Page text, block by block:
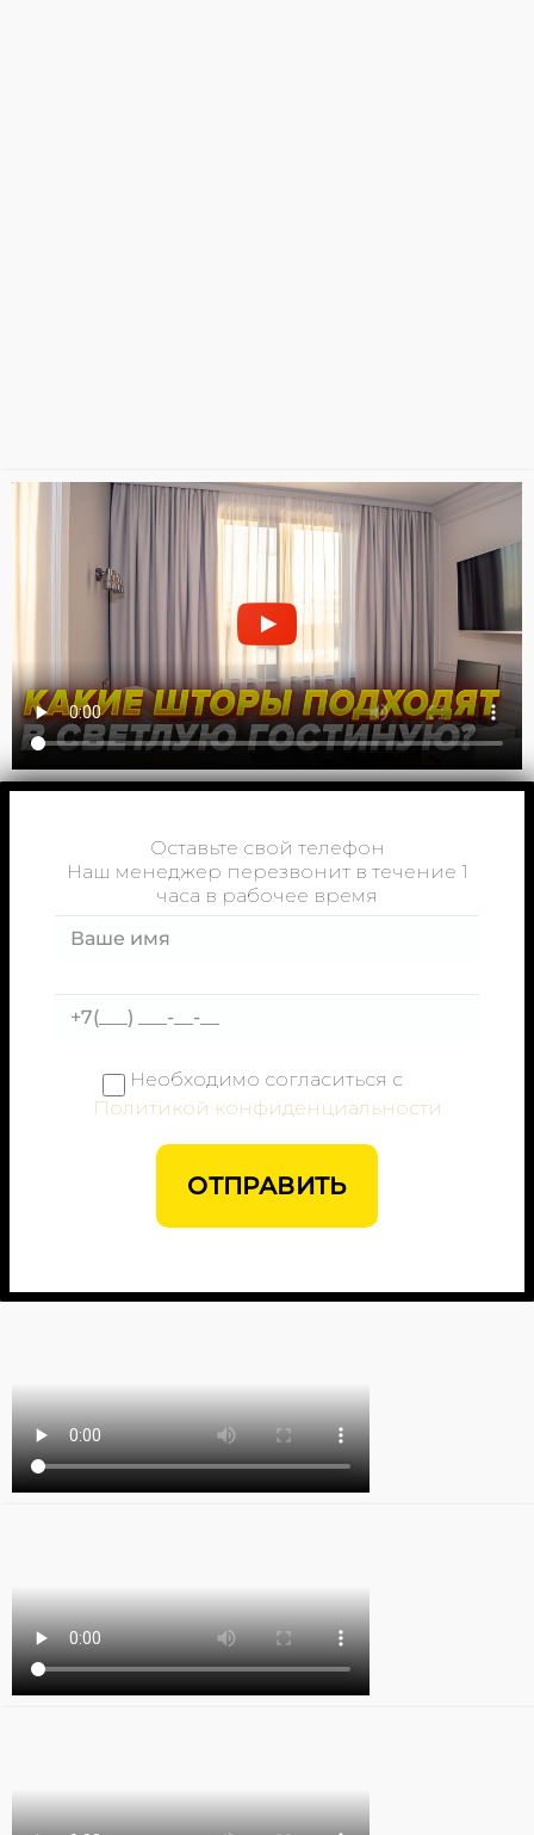
Оставьте свой телефон
Наш менеджер перезвонит в течение 1
часа в рабочее время
Необходимо согласиться с
Политикой конфиденциальности